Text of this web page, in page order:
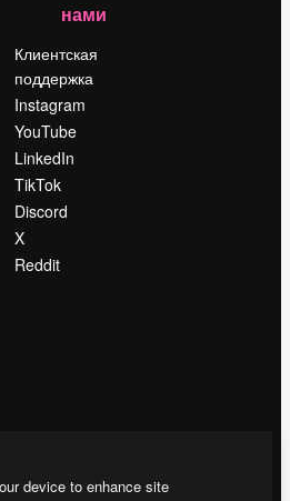
нами
Клиентская
поддержка
Instagram
YouTube
LinkedIn
TikTok
Discord
X
Reddit
device to enhance site